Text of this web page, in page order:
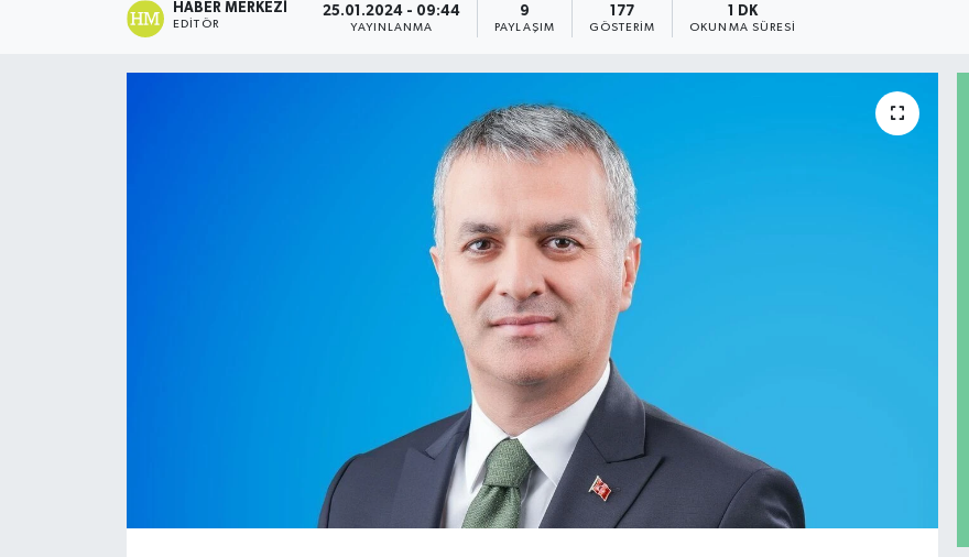
HABER MERKEZI
EDITÖR
25.01.2024 - 09:44
YAYINLANMA
9
PAYLAŞIM
177
GÖSTERIM
1 DK
OKUNMA SÜRESI